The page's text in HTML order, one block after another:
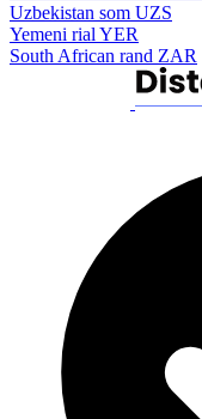
Uzbekistan som UZS
Yemeni rial YER
South African rand ZAR